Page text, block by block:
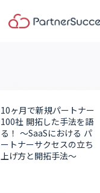
10ヶ月で新規パートナー
100社 開拓した手法を語
る！ ～SaaSにおける パ
ートナーサクセスの立ち
上げ方と開拓手法〜